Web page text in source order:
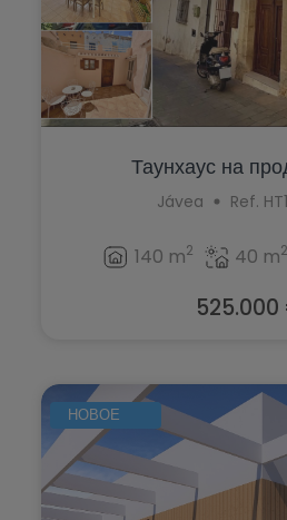
Таунхаус на
Jávea Ref.
140 m2 40 m2
НОВОЕ